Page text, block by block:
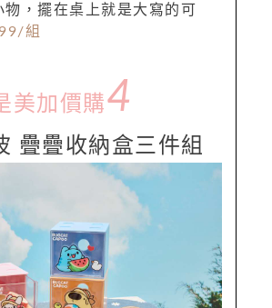
，擺在桌上就是大寫的可
組
美加價購4
疊疊收納盒三件組